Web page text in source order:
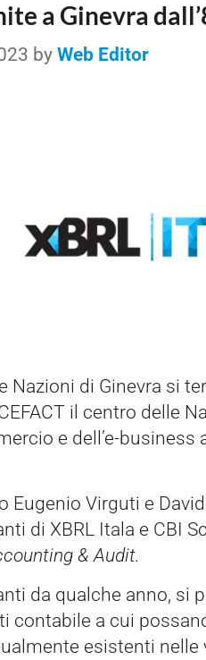
a Ginevra
by Web Editor
Nazioni di Ginevra si
il centro delle
e dell’e-business
Eugenio Virguti e
di XBRL Itala e CBI
& Audit.
da qualche anno, si
contabile a cui
esistenti nelle